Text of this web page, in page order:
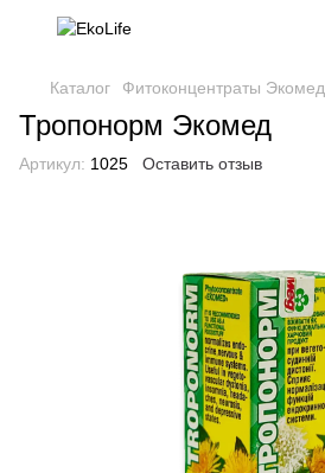
Каталог Фитоконцентраты Экомед
Тропонорм Экомед
Артикул: 1025 Оставить отзыв